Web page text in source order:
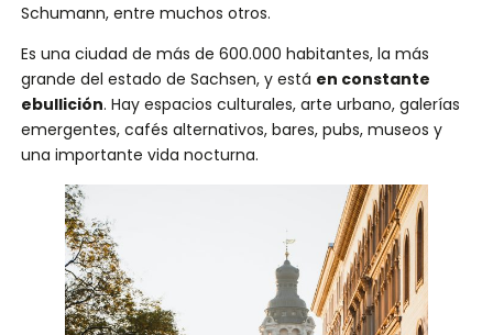
Schumann, entre muchos otros.
Es una ciudad de más de 600.000 habitantes, la más
grande del estado de Sachsen, y está en constante
ebullición. Hay espacios culturales, arte urbano, galerías
emergentes, cafés alternativos, bares, pubs, museos y
una importante vida nocturna.